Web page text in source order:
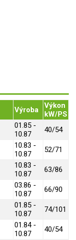
Výroba
Výkon
kW/PS
01.85 -
10.87
40/54
10.83 -
10.87
52/71
10.83 -
10.87
63/86
03.86 -
10.87
66/90
01.85 -
10.87
74/101
01.84 -
10.87
40/54